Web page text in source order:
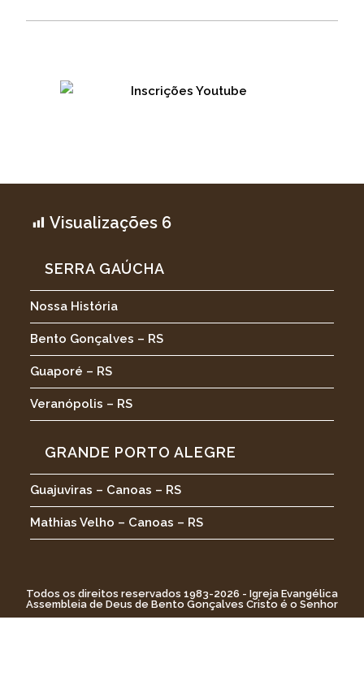
Visualizações 6
SERRA GAÚCHA
Nossa História
Bento Gonçalves – RS
Guaporé – RS
Veranópolis – RS
GRANDE PORTO ALEGRE
Guajuviras – Canoas – RS
Mathias Velho – Canoas – RS
Todos os direitos reservados 1983-2026 - Igreja Evangélica
Assembleia de Deus de Bento Gonçalves Cristo é o Senhor